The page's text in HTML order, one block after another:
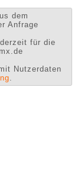
dem
Anfrage
für die
Nutzerdaten